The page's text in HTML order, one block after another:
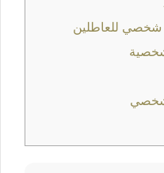
للعاطلين
شخصي